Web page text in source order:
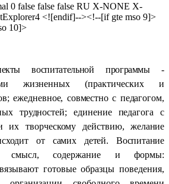
0 false false false RU X-NONE X-
<![endif]--><!--[if gte mso 9]>
10]>
воспитательной программы -
жизненных (практических и
ежедневное, совместно с педагогом,
труд­ностей; единение педагога с
их творческому действию,желание
от самих детей. Воспитание
смысл, содержание и формы:
готовые образцы поведения,